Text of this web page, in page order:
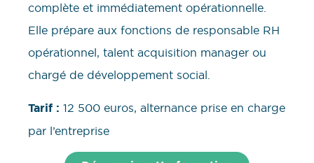
complète et immédiatement opérationnelle.
Elle prépare aux fonctions de responsable RH
opérationnel, talent acquisition manager ou
chargé de développement social.
Tarif : 12 500 euros, alternance prise en charge
par l’entreprise